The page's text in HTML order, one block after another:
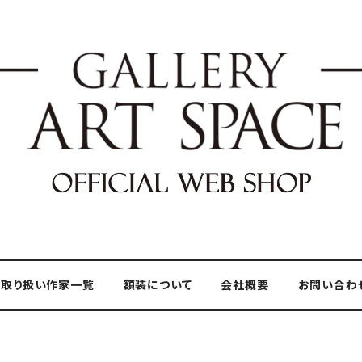
取り扱い作家一覧 額装について 会社概要 お問い合わ